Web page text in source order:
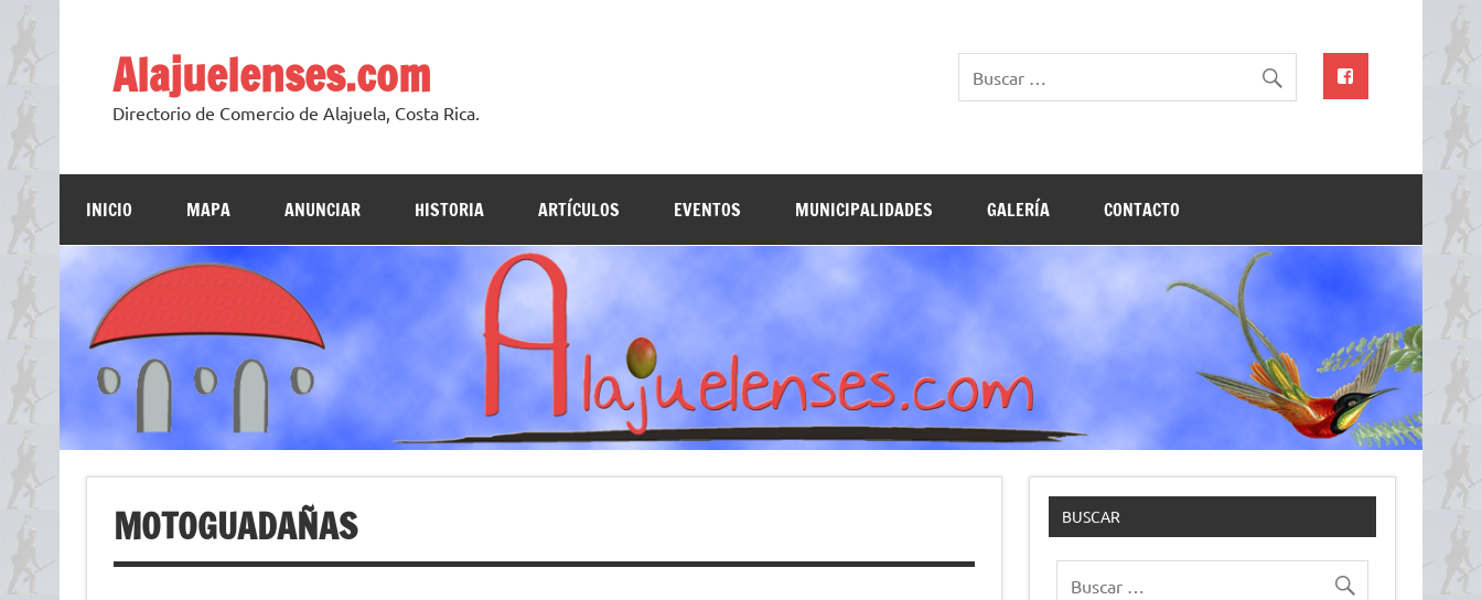
Skip
content
Alajuelenses.com
Directorio de Comercio de Alajuela, Costa Rica.
INICIO MAPA ANUNCIAR HISTORIA ARTÍCULOS EVENTOS MUNICIPALIDADES GALERÍA CONTACTO
MOTOGUADAÑAS BUSCAR